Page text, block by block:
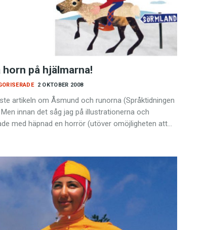
horn på hjälmarna!
2 OKTOBER 2008
artikeln om Åsmund och runorna (Språktidningen
innan det såg jag på illustrationerna och
med häpnad en horrör (utöver omöjligheten att…